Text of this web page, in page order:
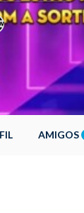
AMIGOS